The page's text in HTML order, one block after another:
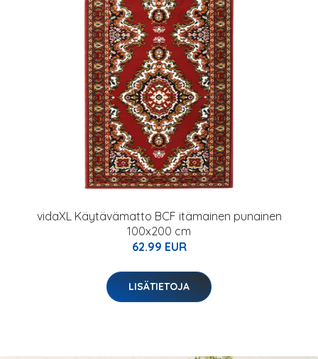
vidaXL Käytävämatto BCF itämainen punainen
100x200 cm
62.99 EUR
LISÄTIETOJA